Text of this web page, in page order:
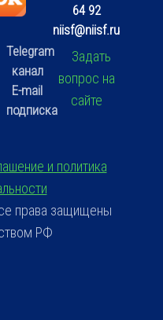
Telegram
канал
E-mail
подписка
64 92
niisf@niisf.ru
Задать
вопрос на
сайте
и политика
права защищены
РФ